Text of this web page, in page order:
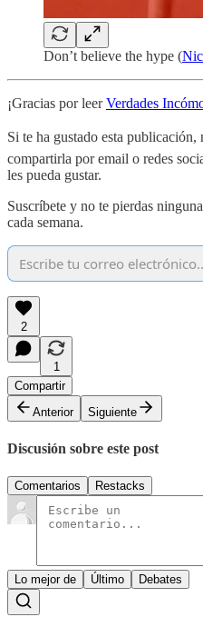
Don’t believe the hype (
¡Gracias por leerVerdades
Si te ha gustado esta
compartirla por email o redes
les pueda gustar.
Suscríbete y no te pierdas
cada semana.
2
1
Compartir
Anterior
Siguiente
Discusión sobre este post
Comentarios Restacks
Lo mejor de Último Debates